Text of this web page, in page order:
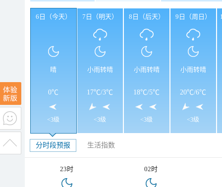
6日（今天）
晴
0℃
<3级
7日（明天）
小雨转晴
17℃/3℃
<3级
8日（后天）
小雨转晴
18℃/5℃
<3级
9日（周日）
小雨转晴
20℃/6℃
<3级
分时段预报 生活指数
23时 02时